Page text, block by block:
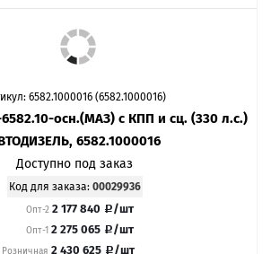
6582.1000016 (6582.1000016)
осн.(МАЗ) с КПП и сц. (330 л.с.)
6582.1000016
Доступно под заказ
Код для заказа: 00029936
Опт-2 2 177 840 /шт
Опт-1 2 275 065 /шт
Розничная 2 430 625 /шт